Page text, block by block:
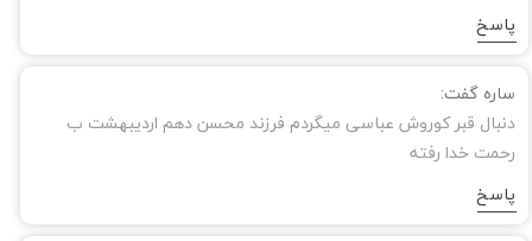
پاسخ
ساره گفت:
دنبال قبر کوروش عباسی میگردم فرزند محسن دهم اردیبهشت ب
رحمت خدا رفته
پاسخ